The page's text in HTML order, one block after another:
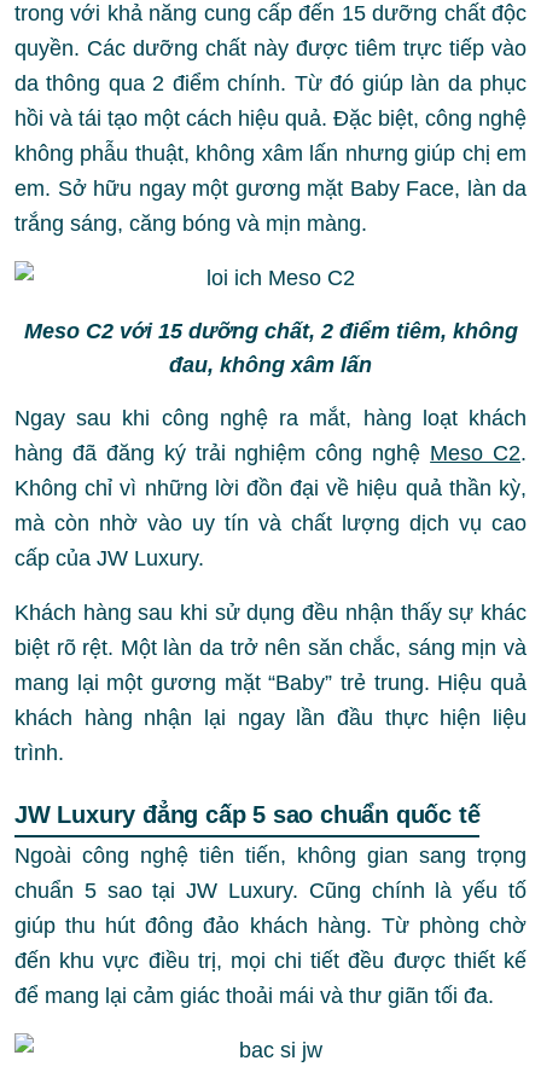
trong với khả năng cung cấp đến 15 dưỡng chất độc
quyền. Các dưỡng chất này được tiêm trực tiếp vào
da thông qua 2 điểm chính. Từ đó giúp làn da phục
hồi và tái tạo một cách hiệu quả. Đặc biệt, công nghệ
không phẫu thuật, không xâm lấn nhưng giúp chị em
em. Sở hữu ngay một gương mặt Baby Face, làn da
trắng sáng, căng bóng và mịn màng.
Meso C2 với 15 dưỡng chất, 2 điểm tiêm, không
đau, không xâm lấn
Ngay sau khi công nghệ ra mắt, hàng loạt khách
hàng đã đăng ký trải nghiệm công nghệ Meso C2.
Không chỉ vì những lời đồn đại về hiệu quả thần kỳ,
mà còn nhờ vào uy tín và chất lượng dịch vụ cao
cấp của JW Luxury.
Khách hàng sau khi sử dụng đều nhận thấy sự khác
biệt rõ rệt. Một làn da trở nên săn chắc, sáng mịn và
mang lại một gương mặt “Baby” trẻ trung. Hiệu quả
khách hàng nhận lại ngay lần đầu thực hiện liệu
trình.
JW Luxury đẳng cấp 5 sao chuẩn quốc tế
Ngoài công nghệ tiên tiến, không gian sang trọng
chuẩn 5 sao tại JW Luxury. Cũng chính là yếu tố
giúp thu hút đông đảo khách hàng. Từ phòng chờ
đến khu vực điều trị, mọi chi tiết đều được thiết kế
để mang lại cảm giác thoải mái và thư giãn tối đa.